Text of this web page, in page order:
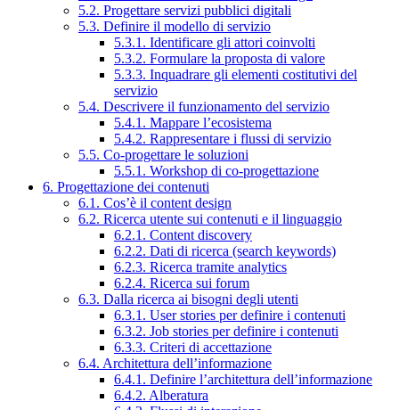
5.2. Progettare servizi pubblici digitali
5.3. Definire il modello di servizio
5.3.1. Identificare gli attori coinvolti
5.3.2. Formulare la proposta di valore
5.3.3. Inquadrare gli elementi costitutivi del
servizio
5.4. Descrivere il funzionamento del servizio
5.4.1. Mappare l’ecosistema
5.4.2. Rappresentare i flussi di servizio
5.5. Co-progettare le soluzioni
5.5.1. Workshop di co-progettazione
6. Progettazione dei contenuti
6.1. Cos’è il content design
6.2. Ricerca utente sui contenuti e il linguaggio
6.2.1. Content discovery
6.2.2. Dati di ricerca (search keywords)
6.2.3. Ricerca tramite analytics
6.2.4. Ricerca sui forum
6.3. Dalla ricerca ai bisogni degli utenti
6.3.1. User stories per definire i contenuti
6.3.2. Job stories per definire i contenuti
6.3.3. Criteri di accettazione
6.4. Architettura dell’informazione
6.4.1. Definire l’architettura dell’informazione
6.4.2. Alberatura